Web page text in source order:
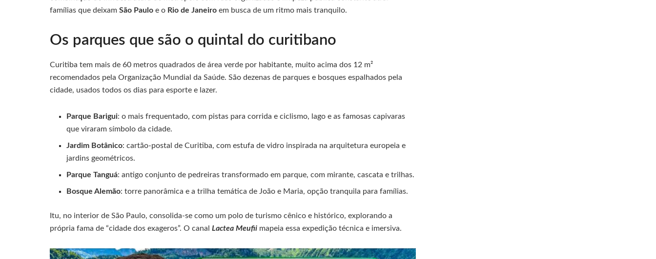
famílias que deixam São Paulo e o Rio de Janeiro em busca de um ritmo mais tranquilo.
Os parques que são o quintal do curitibano
Curitiba tem mais de 60 metros quadrados de área verde por habitante, muito acima dos 12 m²
recomendados pela Organização Mundial da Saúde. São dezenas de parques e bosques espalhados pela
cidade, usados todos os dias para esporte e lazer.
Parque Barigui: o mais frequentado, com pistas para corrida e ciclismo, lago e as famosas capivaras
que viraram símbolo da cidade.
Jardim Botânico: cartão-postal de Curitiba, com estufa de vidro inspirada na arquitetura europeia e
jardins geométricos.
Parque Tanguá: antigo conjunto de pedreiras transformado em parque, com mirante, cascata e trilhas.
Bosque Alemão: torre panorâmica e a trilha temática de João e Maria, opção tranquila para famílias.
Itu, no interior de São Paulo, consolida-se como um polo de turismo cênico e histórico, explorando a
própria fama de “cidade dos exageros”. O canal Lactea Meufii mapeia essa expedição técnica e imersiva.